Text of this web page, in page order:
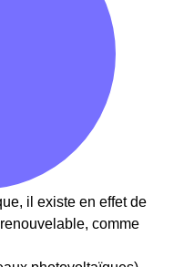
il existe en effet de
comme